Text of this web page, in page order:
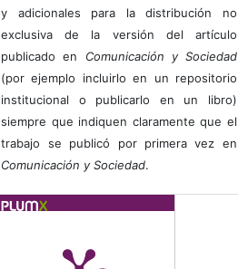
y adicionales para la distribución no
exclusiva de la versión del artículo
publicado en Comunicación y Sociedad
(por ejemplo incluirlo en un repositorio
institucional o publicarlo en un libro)
siempre que indiquen claramente que el
trabajo se publicó por primera vez en
Comunicación y Sociedad.